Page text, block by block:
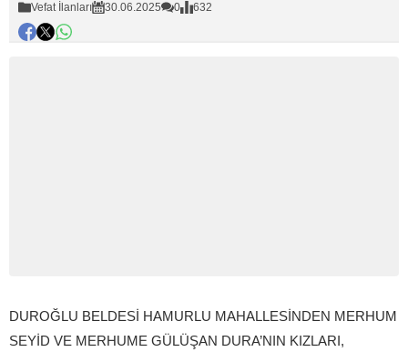
Vefat İlanları 30.06.2025 0 632
DUROĞLU BELDESİ HAMURLU MAHALLESİNDEN MERHUM
SEYİD VE MERHUME GÜLÜŞAN DURA’NIN KIZLARI,